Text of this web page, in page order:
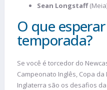
Sean Longstaff
O que
temporada?
Se você é torcedor do
Campeonato Inglês, Copa da
Inglaterra são os desafios